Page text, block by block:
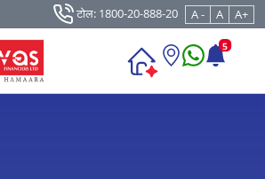
टोल: 1800-20-888-20 A - A A+
5